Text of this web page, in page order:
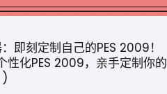
即刻定制自己的PES 2009！
性化PES 2009，亲手定制你的
)